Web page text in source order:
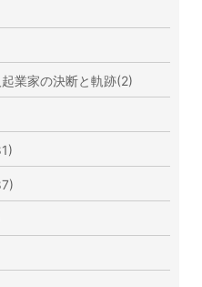
業家の決断と軌跡(2)